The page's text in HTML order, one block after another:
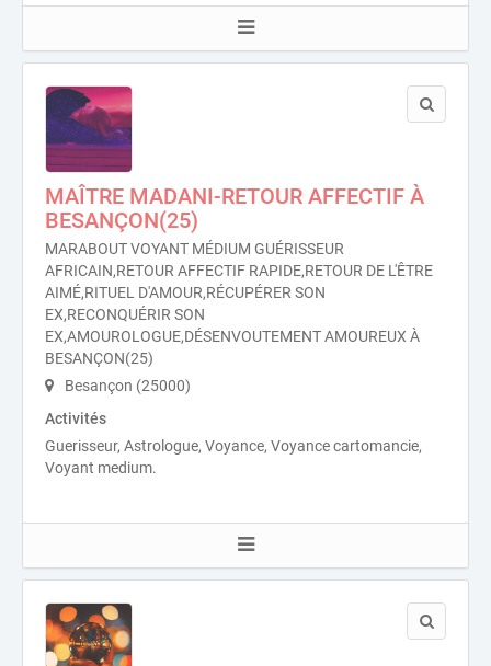
MAÎTRE MADANI-RETOUR AFFECTIF À
BESANÇON(25)
MARABOUT VOYANT MÉDIUM GUÉRISSEUR
AFRICAIN,RETOUR AFFECTIF RAPIDE,RETOUR DE L'ÊTRE
AIMÉ,RITUEL D'AMOUR,RÉCUPÉRER SON
EX,RECONQUÉRIR SON
EX,AMOUROLOGUE,DÉSENVOUTEMENT AMOUREUX À
BESANÇON(25)
Besançon (25000)
Activités
Guerisseur, Astrologue, Voyance, Voyance cartomancie,
Voyant medium.